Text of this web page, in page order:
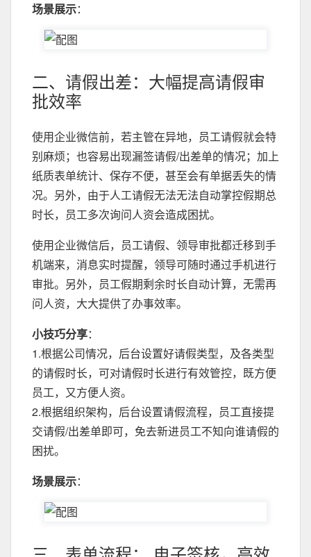
场景展示：
二、请假出差：大幅提高请假审
批效率
使用企业微信前，若主管在异地，员工请假就会特
别麻烦；也容易出现漏签请假/出差单的情况；加上
纸质表单统计、保存不便，甚至会有单据丢失的情
况。另外，由于人工请假无法无法自动掌控假期总
时长，员工多次询问人资会造成困扰。
使用企业微信后，员工请假、领导审批都迁移到手
机端来，消息实时提醒，领导可随时通过手机进行
审批。另外，员工假期剩余时长自动计算，无需再
问人资，大大提供了办事效率。
小技巧分享：
1.根据公司情况，后台设置好请假类型，及各类型
的请假时长，可对请假时长进行有效管控，既方便
员工，又方便人资。
2.根据组织架构，后台设置请假流程，员工直接提
交请假/出差单即可，免去新进员工不知向谁请假的
困扰。
场景展示：